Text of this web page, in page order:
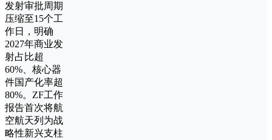
发射审批周期
压缩至15个工
作日，明确
2027年商业发
射占比超
60%、核心器
件国产化率超
80%。ZF工作
报告首次将航
空航天列为战
略性新兴支柱